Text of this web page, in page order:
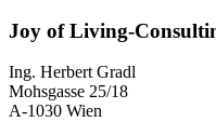
Joy of Living-
Ing. Herbert Gradl
Mohsgasse 25/18
A-1030 Wien